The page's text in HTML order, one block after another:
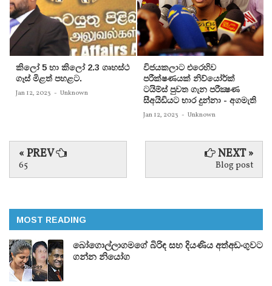
කිලෝ 5 හා කිලෝ 2.3 ගෘහස්ථ
ගෑස් මිළත් පහළට.
Jan 12, 2023 - Unknown
විජයකලාට එරෙහිව
පරීක්‌ෂණයක්‌ නිව්යෝර්ක්‌
ටයිම්ස්‌ පුවත ගැන පරීක්‍ෂණ
සීඅයිඩියට භාර දුන්නා - අගමැති
Jan 12, 2023 - Unknown
« PREV
65
NEXT »
Blog post
MOST READING
බෝගොල්ලාගමගේ බිරිඳ සහ දියණිය අත්අඩංගුවට
ගන්න නියෝග